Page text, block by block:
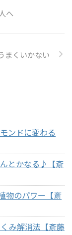
へ
まくいかない
ンドに変わる
んとかなる♪【斎
物のパワー【斎
み解消法【斎藤